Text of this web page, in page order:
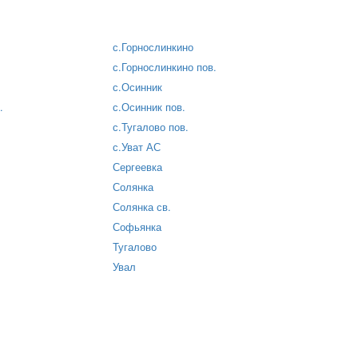
с.Горнослинкино
с.Горнослинкино пов.
с.Осинник
с.Осинник пов.
с.Тугалово пов.
с.Уват АС
Сергеевка
Солянка
Солянка св.
Софьянка
Тугалово
Увал